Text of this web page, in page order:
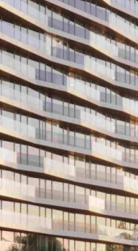
Москва / Московская
Получить контакты
СТАРТ ПРОДАЖ
площадью 225,9 м в
надёжного
характеристики: - 1
потолки 5.4 метров -
Витрины помещений с
575 (+2)
Навигация
Характеристики
О помещении
Где находится
Контакты
Другие